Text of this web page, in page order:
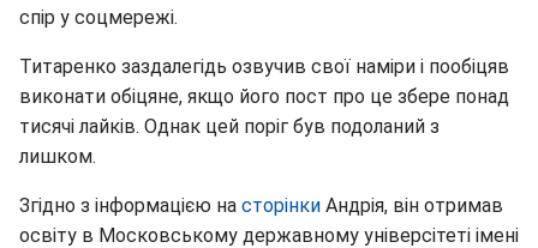
спір у соцмережі.
Титаренко заздалегідь озвучив свої наміри і пообіцяв
виконати обіцяне, якщо його пост про це збере понад
тисячі лайків. Однак цей поріг був подоланий з
лишком.
Згідно з інформацією на сторінки Андрія, він отримав
освіту в Московському державному універсітеті імені